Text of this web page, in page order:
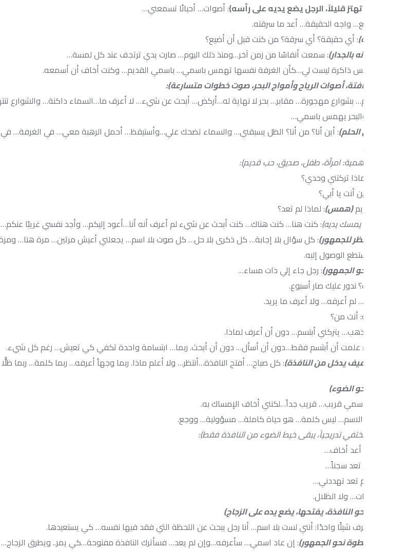
قليلاً، الرجل يضع يديه على رأسه): أصوات… أحيانًا تسمعني…
واجه الحقيقة… أعد ما سرقته.
: أي حقيقة؟ أي سرقة؟ من كنت قبل أن أضيع؟
: سمعت أنفاسًا من زمن آخر…ومنذ ذلك اليوم… صارت يدي ترتجف عند كل لمسة…
ذاكرة ليست لي…كأن الغرفة نفسها تهمس باسمي… باسمي القديم… وكنت أخاف أن أسمعه.
أصوات الرياح وأمواج البحر، صوت خطوات متسارعة):
بشوارع مهجورة… مقابر… بحر لا نهاية له…أركض… أبحث عن شيء… لا أعرف ما…السماء داكنة… والشوارع تنتهي عند باب
يهمس باسمي…
: أين أنا؟ من أنا؟ الظل يسبقني… والسماء تضحك علي…وأستيقظ… أحمل الرهبة معي… في الغرفة… في جسدي… في
امرأة، طفل، صديق، حب قديم):
تركتني وحدي؟
أنت يا أبي؟
: لماذا لم تعد؟
: كنت هنا… كنت هناك… كنت أبحث عن شيء لم أعرف أنه أنا…أعود إليكم… وأجد نفسي غريبًا عنكم… وعن نفسي…
للجمهور): كل سؤال بلا إجابة… كل ذكرى بلا حل… كل صوت بلا اسم… يجعلني أعيش مرتين… مرة هنا… ومرة هناك…في
الوصول إليه.
: رجل جاء إلي ذات مساء…
ندور عليك صار أسبوع.
لم أعرفه… ولا أعرف ما يريد.
يتركني أبتسم… دون أن أعرف لماذا.
: علمت أن أبتسم فقط…دون أن أسأل… دون أن أبحث. ربما… ابتسامة واحدة تكفي كي تعيش… رغم كل شيء.
يدخل من النافذة): كل صباح… أفتح النافذة…أنتظر… ولا أعلم ماذا. ربما وجهاً أعرفه… ربما كلمة… ربما ظلًّا يعود
قريب… قريب جداً…لكنني أخاف الإمساك به.
ليس كلمة… هو حياة كاملة… مسؤولية… ووجع.
تدريجياً، يبقى خيط الضوء من النافذة فقط):
تعد تهددني…
ولا الظلال.
النافذة، يفتحها، يضع يده على الزجاج)
شيئًا واحدًا: أنني لست بلا اسم… أنا رجل يبحث عن اللحظة التي فقد فيها نفسه… كي يستعيدها.
نحو الجمهور): إن عاد اسمي… سأعرفه…وإن لم يعد… فسأترك النافذة مفتوحة…كي يمر.. ويطرق الزجاج… كما يطرق